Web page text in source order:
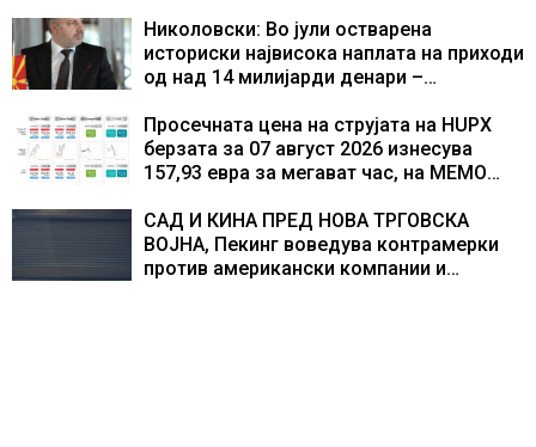
центри за податоци
Николовски: Во јули остварена
историски највисока наплата на приходи
од над 14 милијарди денари –
резултати
Просечната цена на струјата на HUPX
берзата за 07 август 2026 изнесува
157,93 евра за мегават час, на МЕМО
САД И КИНА ПРЕД НОВА ТРГОВСКА
ВОЈНА, Пекинг воведува контрамерки
против американски компании и